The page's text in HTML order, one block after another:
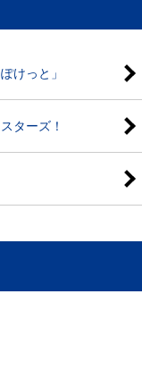
けっと」
ターズ！